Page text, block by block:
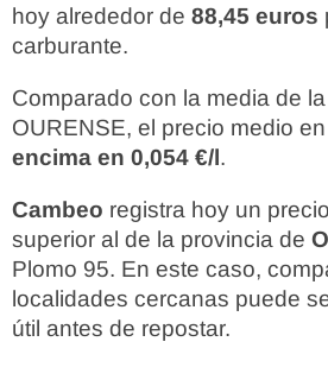
hoy alrededor de 88,45 euros
carburante.
Comparado con la media de
OURENSE, el precio medio
encima en 0,054 €/l.
Cambeo registra hoy un
superior al de la provincia de
Plomo 95. En este caso,
localidades cercanas puede
útil antes de repostar.